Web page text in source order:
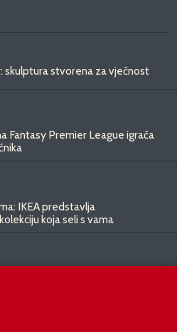
skulptura stvorena za vječnost
Fantasy Premier League igrača
IKEA predstavlja
koja seli s vama
luksuznu limuzinu veću od
klase, obećava domet do 1.000